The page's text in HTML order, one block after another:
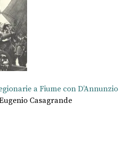
a Fiume con D’Annunzio
Casagrande